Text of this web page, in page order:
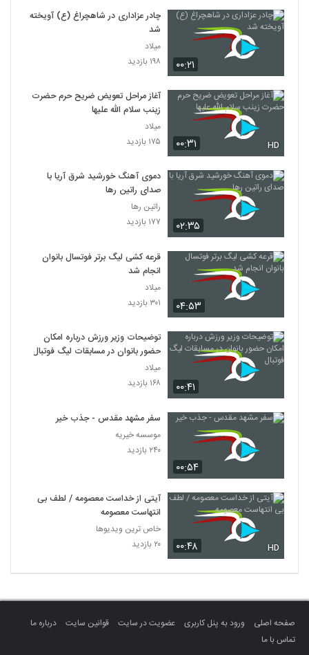
۰۰:۲۱
چادر عزاداری در شاهچراغ (ع) آویخته
شد
میلاد
۱۹۸ بازدید
۰۰:۳۱ HD
آغاز مراحل تعویض ضریح حرم‌ حضرت
زینب سلام الله علیها
میلاد
۱۷۵ بازدید
۰۲:۳۵
دموی آهنگ خورشید شرق آریا با
صدای راتین رها
راتین رها
۱۷۷ بازدید
۰۴:۵۳
قرعه کشی لیگ برتر فوتسال بانوان
انجام شد
میلاد
۳۰۱ بازدید
۰۰:۴۱
توضیحات وزیر ورزش درباره امکان
حضور بانوان در مسابقات لیگ فوتبال
میلاد
۱۶۸ بازدید
۰۰:۵۴
سفر مشهد مقدس - جذب خیر
موسسه خیریه
۲۴۰ بازدید
۰۰:۴۸ HD
آیتی از خداست معصومه / لطف بی
انتهاست معصومه
خاص ترین ویدیوها
۲۰ بازدید
صفحه اصلی ورود به پنل کاربری عضویت در سایت قوانین سایت
درباره ما
تماس با ما